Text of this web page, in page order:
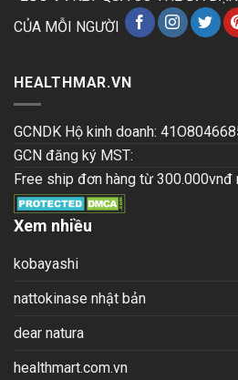
CỦA MỖI NGƯỜI
HEALTHMAR.VN
GCNDK Hộ kinh doanh:
GCN đăng ký MST:
Free ship đơn hàng từ 300.000vnđ
Xem nhiều
kobayashi
nattokinase nhật bản
dear natura
healthmart.com.vn